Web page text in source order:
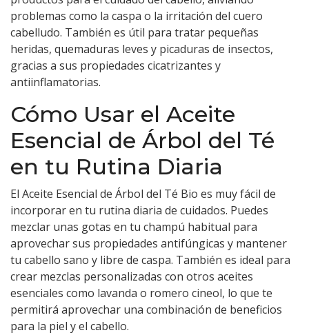
problemas como la caspa o la irritación del cuero
cabelludo. También es útil para tratar pequeñas
heridas, quemaduras leves y picaduras de insectos,
gracias a sus propiedades cicatrizantes y
antiinflamatorias.
Cómo Usar el Aceite
Esencial de Árbol del Té
en tu Rutina Diaria
El Aceite Esencial de Árbol del Té Bio es muy fácil de
incorporar en tu rutina diaria de cuidados. Puedes
mezclar unas gotas en tu champú habitual para
aprovechar sus propiedades antifúngicas y mantener
tu cabello sano y libre de caspa. También es ideal para
crear mezclas personalizadas con otros aceites
esenciales como lavanda o romero cineol, lo que te
permitirá aprovechar una combinación de beneficios
para la piel y el cabello.